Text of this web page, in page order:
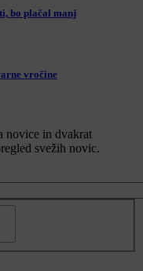
bo plačal manj
vročine
novice in dvakrat
svežih novic.